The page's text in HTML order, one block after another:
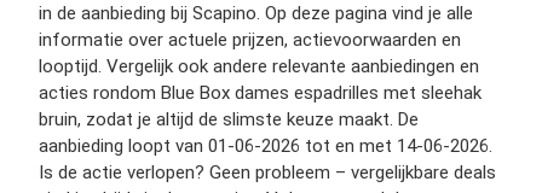
in de aanbieding bij Scapino. Op deze pagina vind je alle
informatie over actuele prijzen, actievoorwaarden en
looptijd. Vergelijk ook andere relevante aanbiedingen en
acties rondom Blue Box dames espadrilles met sleehak
bruin, zodat je altijd de slimste keuze maakt. De
aanbieding loopt van 01-06-2026 tot en met 14-06-2026.
Is de actie verlopen? Geen probleem – vergelijkbare deals